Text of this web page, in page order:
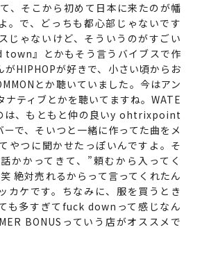
て、そこから初めて日本に来たのが幡
。で、どっちも都心部じゃないです
じゃないけど、そういうのがすごい
town』とかもそう言うバイブスで作
がHIPHOPが好きで、小さい頃からお
とか聴いていました。今はアン
ナティブとかを聴いてますね。WATE
は、もともと仲の良いy ohtrixpoint
で、そいつと一緒に作ってた曲をメ
やつに聞かせたっぽいんですよ。そ
かかってきて、”頼むから入ってく
絶対売れるからって言ってくれたん
カケです。ちなみに、服を買うとき
も多すぎてfuck downって感じなん
BONUSっていう店がオススメで